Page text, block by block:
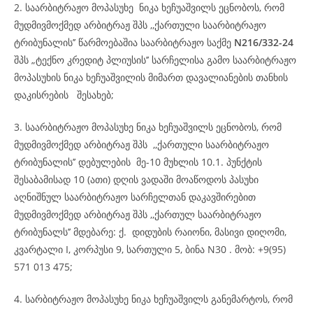
2. საარბიტრაჟო მოპასუხე ნიკა ხეჩუაშვილს ეცნობოს, რომ
მუდმივმოქმედ არბიტრაჟ შპს ,,ქართული საარბიტრაჟო
ტრიბუნალის’’ წარმოებაშია საარბიტრაჟო საქმე N216/332-24
შპს „ტექნო კრედიტ პლიუსის’’ სარჩელისა გამო საარბიტრაჟო
მოპასუხის ნიკა ხეჩუაშვილის მიმართ დავალიანების თანხის
დაკისრების შესახებ;
3. საარბიტრაჟო მოპასუხე ნიკა ხეჩუაშვილს ეცნობოს, რომ
მუდმივმოქმედ არბიტრაჟ შპს ,,ქართული საარბიტრაჟო
ტრიბუნალის’’ დებულების მე-10 მუხლის 10.1. პუნქტის
შესაბამისად 10 (ათი) დღის ვადაში მოაწოდოს პასუხი
აღნიშნულ საარბიტრაჟო სარჩელთან დაკავშირებით
მუდმივმოქმედ არბიტრაჟ შპს ,,ქართულ საარბიტრაჟო
ტრიბუნალს’’ მდებარე: ქ. დიდუბის რაიონი, მასივი დიღომი,
კვარტალი I, კორპუსი 9, სართული 5, ბინა N30 . მობ: +9(95)
571 013 475;
4. სარბიტრაჟო მოპასუხე ნიკა ხეჩუაშვილს განემარტოს, რომ